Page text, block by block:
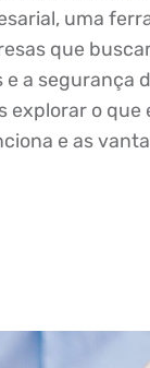
uma
que
a segurança
explorar o que
e as